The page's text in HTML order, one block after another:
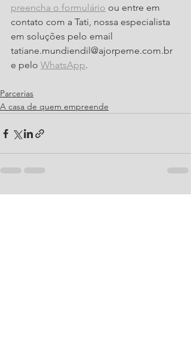
preencha o formulário ou entre em
contato com a Tati, nossa especialista
em soluções pelo email
tatiane.mundiendil@ajorpeme.com.br
e pelo WhatsApp.
Parcerias
A casa de quem empreende